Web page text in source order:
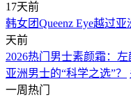
17天前
韩女团Queenz Eye越过
天前
2026热门男士素颜霜：
亚洲男士的“科学之选”？
一周热门